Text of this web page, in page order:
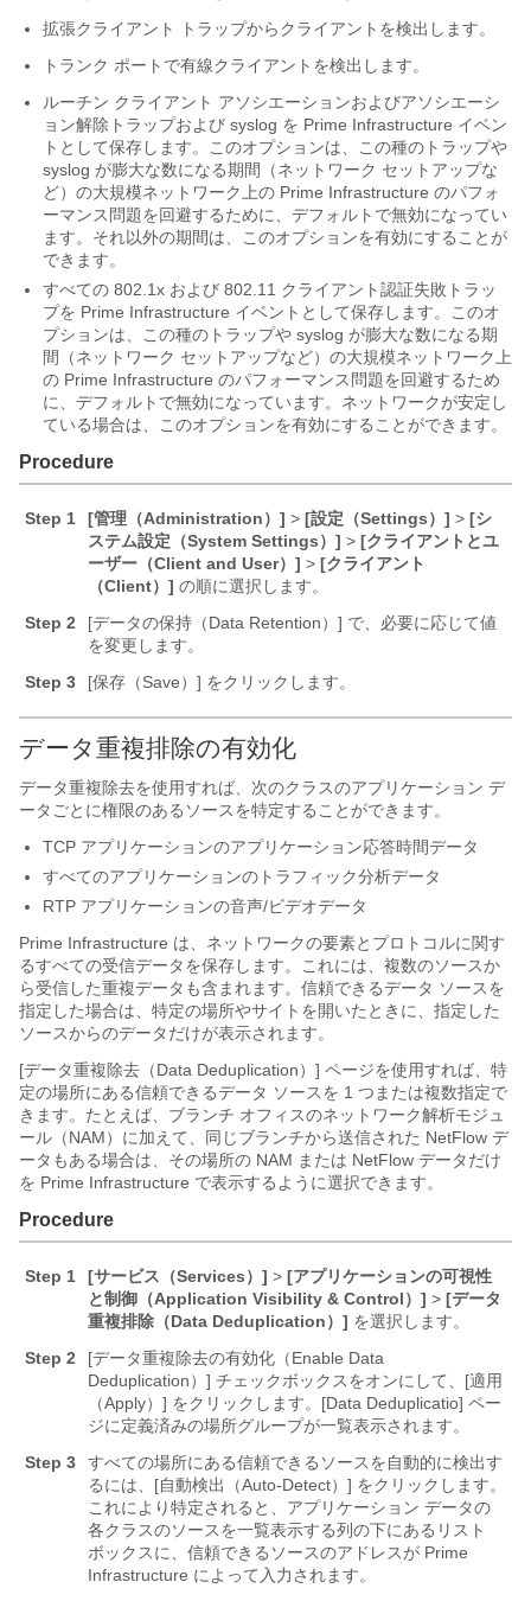
拡張クライアント トラップからクライアントを検出します。
トランク ポートで有線クライアントを検出します。
ルーチン クライアント アソシエーションおよびアソシエーシ
ョン解除トラップおよび syslog を Prime Infrastructure イベン
トとして保存します。このオプションは、この種のトラップや
syslog が膨大な数になる期間（ネットワーク セットアップな
ど）の大規模ネットワーク上の Prime Infrastructure のパフォ
ーマンス問題を回避するために、デフォルトで無効になってい
ます。それ以外の期間は、このオプションを有効にすることが
できます。
すべての 802.1x および 802.11 クライアント認証失敗トラッ
プを Prime Infrastructure イベントとして保存します。このオ
プションは、この種のトラップや syslog が膨大な数になる期
間（ネットワーク セットアップなど）の大規模ネットワーク上
の Prime Infrastructure のパフォーマンス問題を回避するため
に、デフォルトで無効になっています。ネットワークが安定し
ている場合は、このオプションを有効にすることができます。
Procedure
Step 1 [管理（Administration）] > [設定（Settings）] > [シ
ステム設定（System Settings）] > [クライアントとユ
ーザー（Client and User）] > [クライアント
（Client）] の順に選択します。
Step 2
[データの保持（Data Retention）] で、必要に応じて値
を変更します。
Step 3
[保存（Save）] をクリックします。
データ重複排除の有効化
データ重複除去を使用すれば、次のクラスのアプリケーション デ
ータごとに権限のあるソースを特定することができます。
TCP アプリケーションのアプリケーション応答時間データ
すべてのアプリケーションのトラフィック分析データ
RTP アプリケーションの音声/ビデオデータ
Prime Infrastructure は、ネットワークの要素とプロトコルに関す
るすべての受信データを保存します。これには、複数のソースか
ら受信した重複データも含まれます。信頼できるデータ ソースを
指定した場合は、特定の場所やサイトを開いたときに、指定した
ソースからのデータだけが表示されます。
[データ重複除去（Data Deduplication）] ページを使用すれば、特
定の場所にある信頼できるデータ ソースを 1 つまたは複数指定で
きます。たとえば、ブランチ オフィスのネットワーク解析モジュ
ール（NAM）に加えて、同じブランチから送信された NetFlow デ
ータもある場合は、その場所の NAM または NetFlow データだけ
を Prime Infrastructure で表示するように選択できます。
Procedure
Step 1 [サービス（Services）] > [アプリケーションの可視性
と制御（Application Visibility & Control）] > [データ
重複排除（Data Deduplication）] を選択します。
Step 2
[データ重複除去の有効化（Enable Data
Deduplication）] チェックボックスをオンにして、[適用
（Apply）] をクリックします。[Data Deduplicatio] ペー
ジに定義済みの場所グループが一覧表示されます。
Step 3
すべての場所にある信頼できるソースを自動的に検出す
るには、[自動検出（Auto-Detect）] をクリックします。
これにより特定されると、アプリケーション データの
各クラスのソースを一覧表示する列の下にあるリスト
ボックスに、信頼できるソースのアドレスが Prime
Infrastructure によって入力されます。